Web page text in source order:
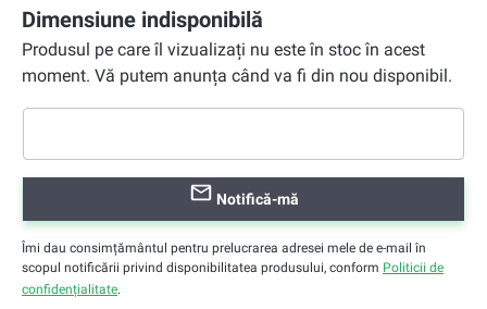
Dimensiune indisponibilă
Produsul pe care îl vizualizați nu este în stoc în acest
moment. Vă putem anunța când va fi din nou disponibil.
Notifică-mă
Îmi dau consimțământul pentru prelucrarea adresei mele de e-mail în
scopul notificării privind disponibilitatea produsului, conform Politicii de
confidențialitate.